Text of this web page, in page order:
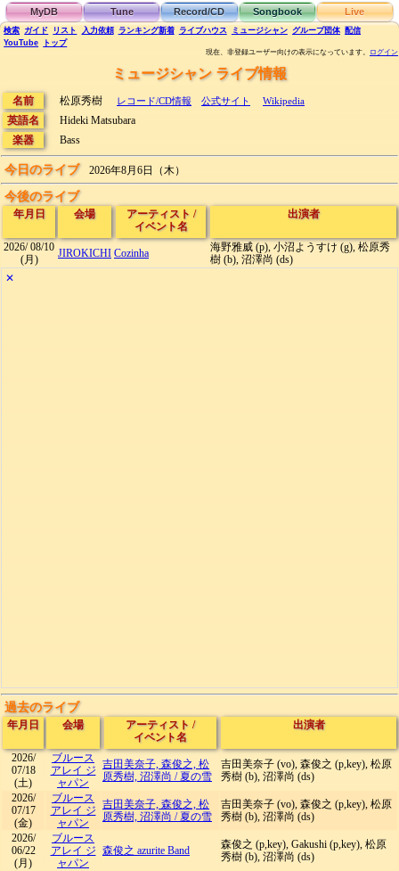
MyDB Tune Record/CD Songbook Live
検索 ガイド リスト 入力依頼 ランキング新着 ライブハウス ミュージシャン グループ団体 配信
YouTube
トップ
現在、非登録ユーザー向けの表示になっています。 ログイン
ミュージシャン ライブ情報
名前 松原秀樹 レコード/CD情報 公式サイト Wikipedia
英語名
Hideki Matsubara
楽器
Bass
今日のライブ 2026年8月6日（木）
今後のライブ
年月日 会場 アーティスト /
イベント名
出演者
2026/08/10
(月)
JIROKICHI Cozinha
海野雅威 (p), 小沼ようすけ (g), 松原秀
樹 (b), 沼澤尚 (ds)
✕
過去のライブ
年月日 会場 アーティスト /
イベント名
出演者
2026/
07/18
(土)
ブルース
アレイ ジ
ャパン
吉田美奈子, 森俊之, 松
原秀樹, 沼澤尚 /夏の雪
吉田美奈子 (vo), 森俊之 (p,key), 松原
秀樹 (b), 沼澤尚 (ds)
2026/
07/17
(金)
ブルース
アレイ ジ
ャパン
吉田美奈子, 森俊之, 松
原秀樹, 沼澤尚 /夏の雪
吉田美奈子 (vo), 森俊之 (p,key), 松原
秀樹 (b), 沼澤尚 (ds)
2026/
06/22
(月)
ブルース
アレイ ジ
ャパン
森俊之 azurite Band
森俊之 (p,key), Gakushi (p,key), 松原
秀樹 (b), 沼澤尚 (ds)